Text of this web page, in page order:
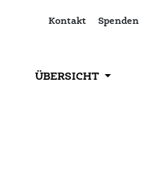
Kontakt Spenden
ÜBERSICHT